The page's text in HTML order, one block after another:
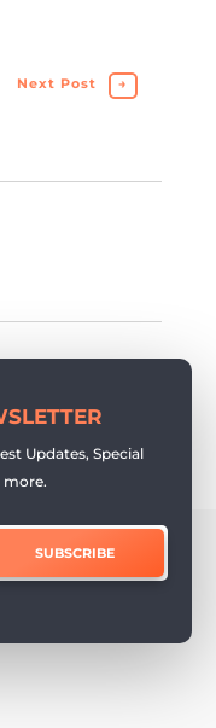
Next Post →
Updates, Special
more.
SUBSCRIBE